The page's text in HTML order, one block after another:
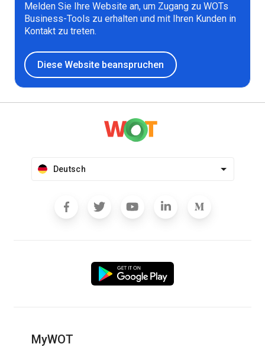
Melden Sie Ihre Website an, um Zugang zu WOTs
Business-Tools zu erhalten und mit Ihren Kunden in
Kontakt zu treten.
Diese Website beanspruchen
Deutsch
MyWOT